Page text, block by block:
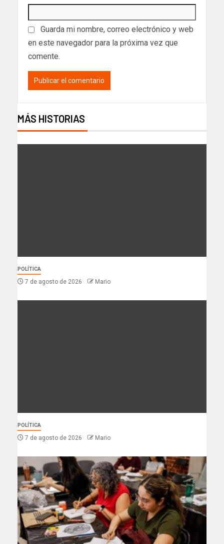
Guarda mi nombre, correo electrónico y web
en este navegador para la próxima vez que
comente.
MÁS HISTORIAS
POLÍTICA
7 de agosto de 2026 Mario
POLÍTICA
7 de agosto de 2026 Mario